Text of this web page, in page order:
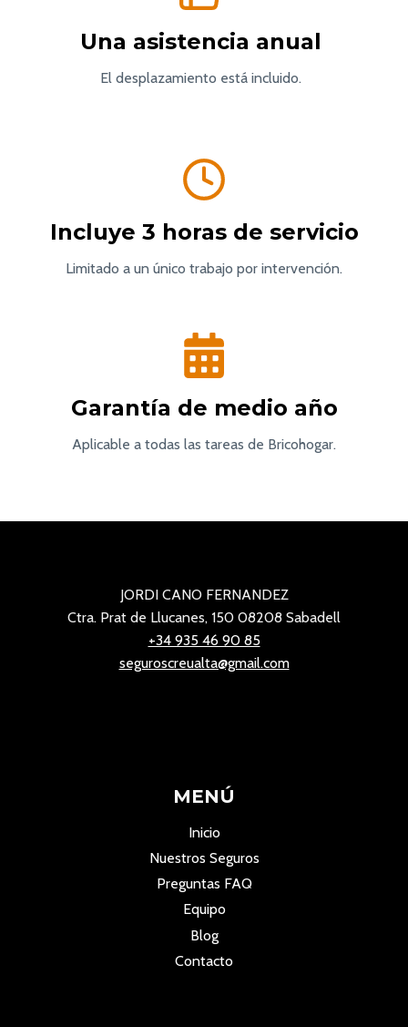
Una asistencia anual
El desplazamiento está incluido.
Incluye 3 horas de servicio
Limitado a un único trabajo por intervención.
Garantía de medio año
Aplicable a todas las tareas de Bricohogar.
JORDI CANO FERNANDEZ
Ctra. Prat de Llucanes, 150 08208 Sabadell
+34 935 46 90 85
seguroscreualta@gmail.com
MENÚ
Inicio
Nuestros Seguros
Preguntas FAQ
Equipo
Blog
Contacto